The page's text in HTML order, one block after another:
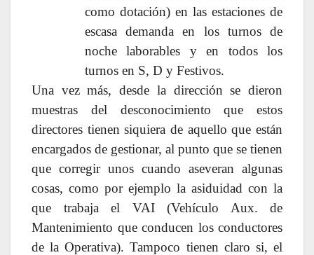
como dotación) en las estaciones de
escasa demanda en los turnos de
noche laborables y en todos los
turnos en S, D y Festivos.
Una vez más, desde la dirección se dieron
muestras del desconocimiento que estos
directores tienen siquiera de aquello que están
encargados de gestionar, al punto que se tienen
que corregir unos cuando aseveran algunas
cosas, como por ejemplo la asiduidad con la
que trabaja el VAI (Vehículo Aux. de
Mantenimiento que conducen los conductores
de la Operativa). Tampoco tienen claro si, el